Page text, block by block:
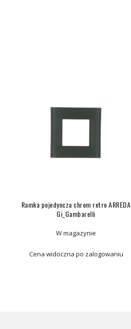
Ramka pojedyncza chrom retro ARREDA
Gi_Gambarelli
W magazynie
Cena widoczna po zalogowaniu